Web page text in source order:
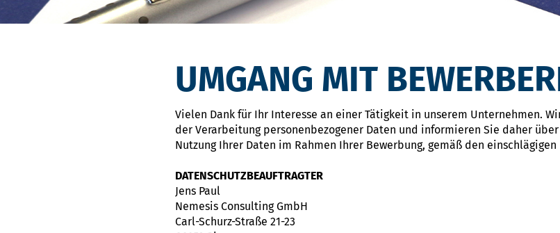
UMGANG MIT
Vielen Dank für Ihr Interesse an einer Tätigkeit in unserem Unternehmen.
der Verarbeitung personenbezogener Daten und informieren Sie daher
Nutzung Ihrer Daten im Rahmen Ihrer Bewerbung, gemäß den
DATENSCHUTZBEAUFTRAGTER
Jens Paul
Nemesis Consulting GmbH
Carl-Schurz-Straße 21-23